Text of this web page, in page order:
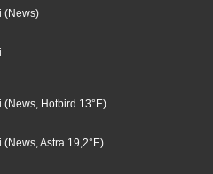
(News)
Hotbird 13°E)
Astra 19,2°E)